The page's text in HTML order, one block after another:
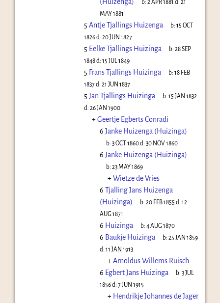
b:2 APR 1881 d:21
MAY 1881
5 Antje Tjallings Huizenga b:15 OCT
1826d: 20 JUN 1827
5 Eelke Tjallings Huizinga b:28 SEP
1848d: 15 JUL 1849
5 Frans Tjallings Huizinga b:18 FEB
1837d: 21 JUN 1837
5 Jan Tjallings Huizinga b:15 JAN 1832
d: 26 JAN 1900
+Geertje Egberts Conradi
6 Janke Huizenga (Huizinga)
b:3 OCT 1860d:30 NOV 1860
6 Janke Huizenga (Huizinga)
b:23 MAY 1869
+Wietze de Vries
6 Tjalling Jans Huizenga
(Huizinga)
b:20 FEB 1855 d:12
AUG 1871
6 Huizinga b:4 AUG 1870
6 Baukje Huizinga b:25 JAN 1859
d: 11 JAN 1913
+Arnoldus Willems Ruisch
6 Egbert Jans Huizinga b:3 JUL
1856d: 7 JUN 1915
+ Hendrikje Johannes de Jager